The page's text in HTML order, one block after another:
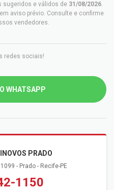
sugeridos e válidos de 31/08/2026.
aviso prévio. Consulte e confirme
vendedores.
redes sociais!
WHATSAPP
PRADO
- Prado - Recife-PE
1150